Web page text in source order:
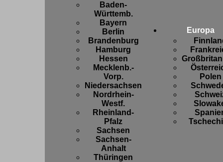
Baden-
Württemb.
Bayern
Berlin
Brandenburg
Hamburg
Hessen
Mecklenb.-
Vorp.
Niedersachsen
Nordrhein-
Westf.
Rheinland-
Pfalz
Sachsen
Sachsen-
Anhalt
Thüringen
Europa
Polen